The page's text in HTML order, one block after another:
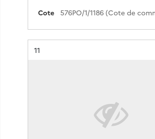
Cote
576PO/1/1186 (Cote de
Résultat n°
11